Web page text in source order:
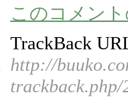
このコメン
TrackBack
http://
trackback.php/